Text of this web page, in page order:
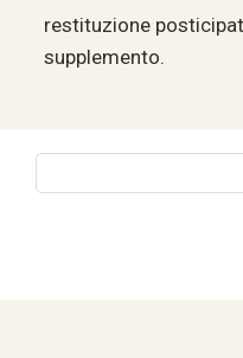
restituzione
supplemento.